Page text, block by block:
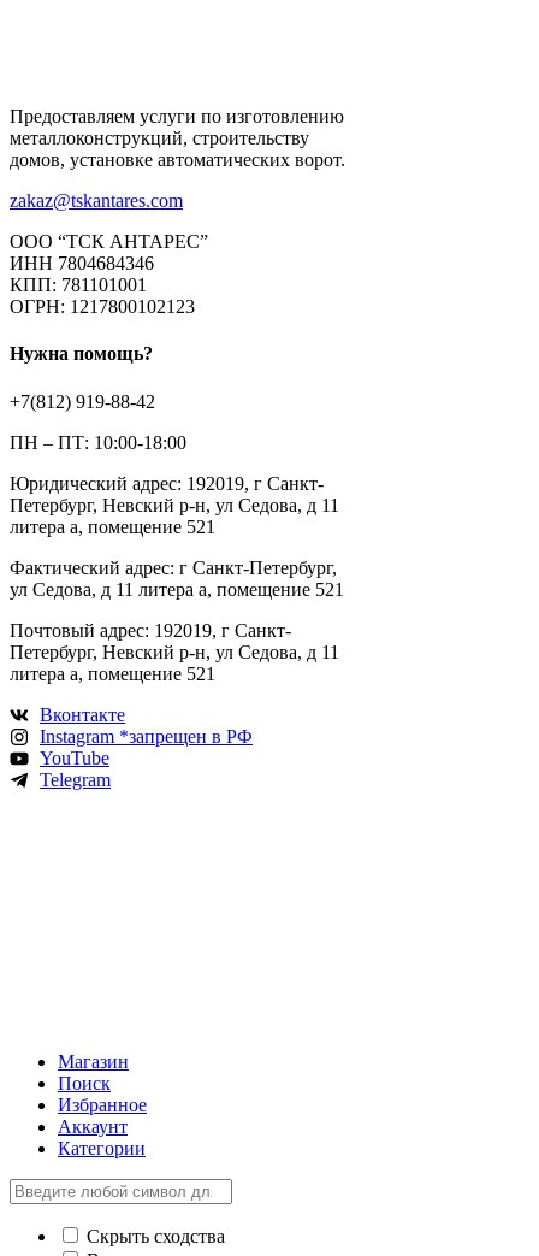
Предоставляем услуги по изготовлению
металлоконструкций, строительству
домов, установке автоматических ворот.
zakaz@tskantares.com
ООО “ТСК АНТАРЕС”
ИНН 7804684346
КПП: 781101001
ОГРН: 1217800102123
Нужна помощь?
+7(812) 919-88-42
ПН – ПТ: 10:00-18:00
Юридический адрес: 192019, г Санкт-
Петербург, Невский р-н, ул Седова, д 11
литера а, помещение 521
Фактический адрес: г Санкт-Петербург,
ул Седова, д 11 литера а, помещение 521
Почтовый адрес: 192019, г Санкт-
Петербург, Невский р-н, ул Седова, д 11
литера а, помещение 521
Вконтакте
Instagram *запрещен в РФ
YouTube
Telegram
Магазин
Поиск
Избранное
Аккаунт
Категории
Скрыть сходства